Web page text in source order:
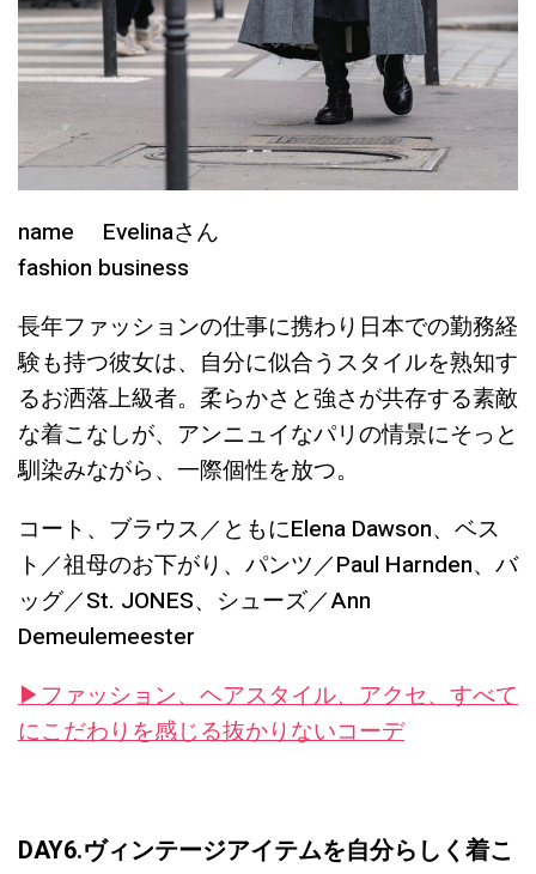
name Evelinaさん
fashion business
長年ファッションの仕事に携わり日本での勤務経
験も持つ彼女は、自分に似合うスタイルを熟知す
るお洒落上級者。柔らかさと強さが共存する素敵
な着こなしが、アンニュイなパリの情景にそっと
馴染みながら、一際個性を放つ。
コート、ブラウス／ともにElena Dawson、ベス
ト／祖母のお下がり、パンツ／Paul Harnden、バ
ッグ／St. JONES、シューズ／Ann
Demeulemeester
▶︎ファッション、ヘアスタイル、アクセ、すべて
にこだわりを感じる抜かりないコーデ
DAY6.ヴィンテージアイテムを自分らしく着こ